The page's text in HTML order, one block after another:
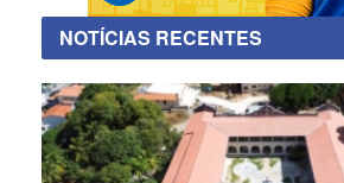
NOTÍCIAS RECENTES